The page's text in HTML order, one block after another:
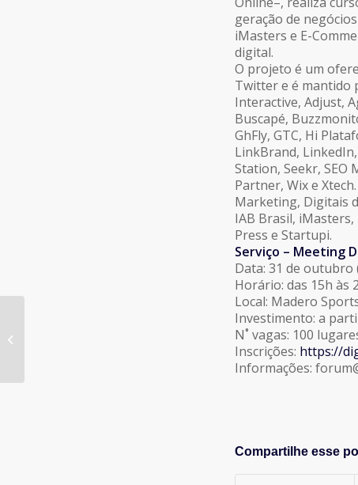
geração de
iMasters e E-
digital.
O projeto é um
Twitter e é mantido
Interactive, Adjust,
Buscapé,
GhFly, GTC, Hi
LinkBrand,
Station, Seekr, SEO
Partner, Wix e
Marketing, Digitais
IAB Brasil,
Press e Startupi.
Serviço –
Data: 31 de outubro
Horário: das 15h às
Local: Madero
Investimento: a
N˚ vagas: 100
Inscrições: https://
Informações:
Compartilhe esse